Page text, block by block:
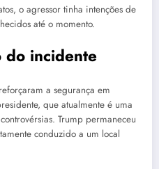
o agressor tinha intenções de
até o momento.
do incidente
a segurança em
que atualmente é uma
Trump permaneceu
conduzido a um local